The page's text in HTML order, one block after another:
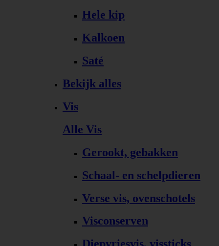
Hele kip
Kalkoen
Saté
Bekijk alles
Vis
Alle Vis
Gerookt, gebakken
Schaal- en schelpdieren
Verse vis, ovenschotels
Visconserven